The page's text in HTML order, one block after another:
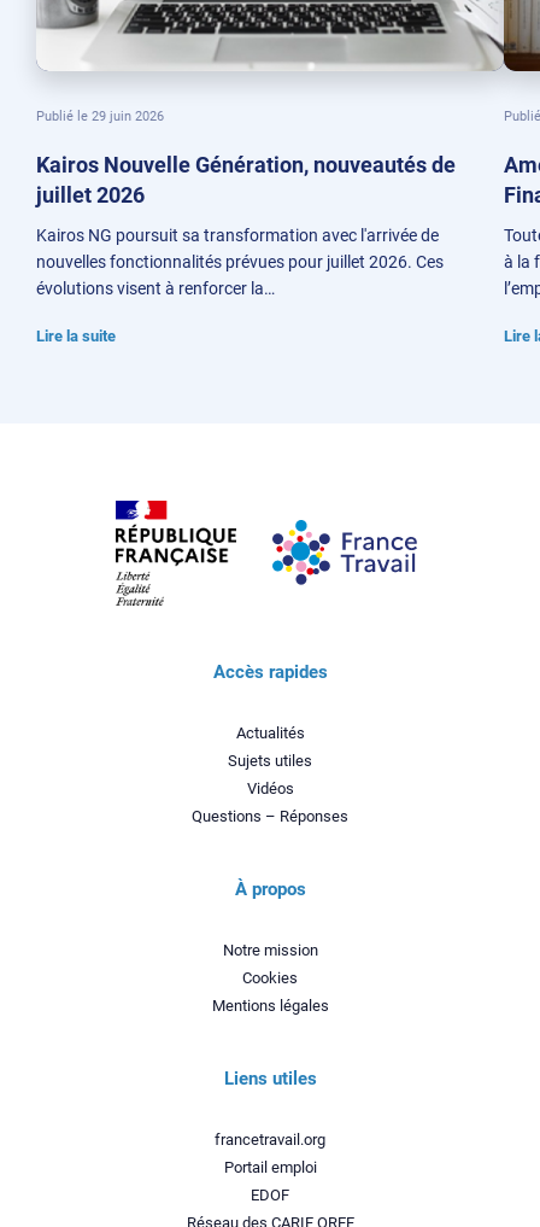
Publié le 29 juin 2026
Kairos Nouvelle Génération, nouveautés de
juillet 2026
Kairos NG poursuit sa transformation avec l'arrivée de
nouvelles fonctionnalités prévues pour juillet 2026. Ces
évolutions visent à renforcer la…
Lire la suite
à la
Lire
Accès rapides
Actualités
Sujets utiles
Vidéos
Questions – Réponses
À propos
Notre mission
Cookies
Mentions légales
Liens utiles
francetravail.org
Portail emploi
EDOF
Réseau des CARIF OREF